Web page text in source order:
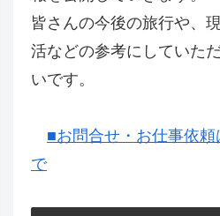
皆さんの今後の旅行や、
活などの参考にしていた
いです。
■お問合せ・お仕事依頼
で